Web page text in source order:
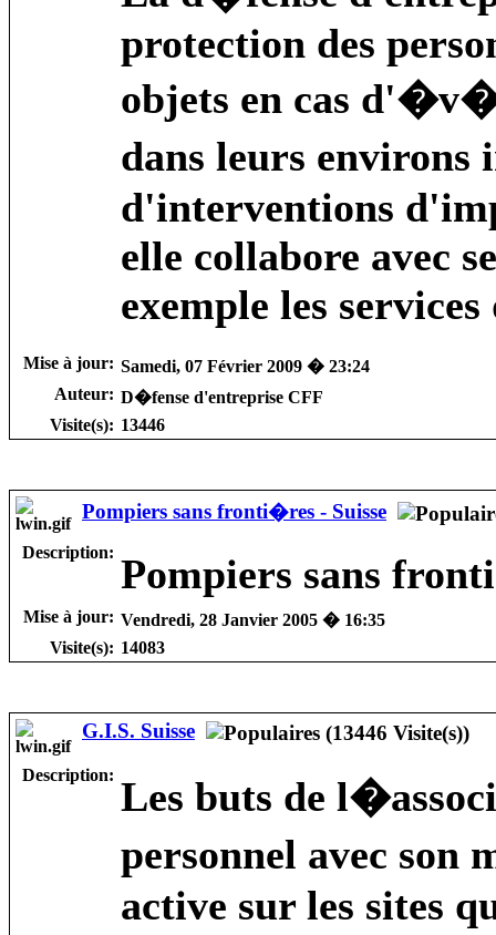
protection des
objets en cas
dans leurs
d'interventions
elle collabore avec
exemple les
Mise à jour: Samedi, 07 Février 2009 � 23:24
Auteur: D�fense d'entreprise CFF
Visite(s): 13446
Pompiers sans fronti�res - Suisse
Description: Pompiers sans
Mise à jour: Vendredi, 28 Janvier 2005 � 16:35
Visite(s): 14083
G.I.S. Suisse
Description: Les buts de
personnel avec
active sur les sites